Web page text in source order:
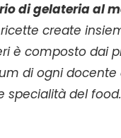
di gelateria al
create
è composto dai
di ogni docente
specialità del